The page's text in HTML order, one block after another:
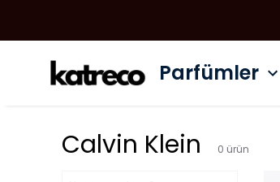
Parfümler
Calvin Klein 0 ürün